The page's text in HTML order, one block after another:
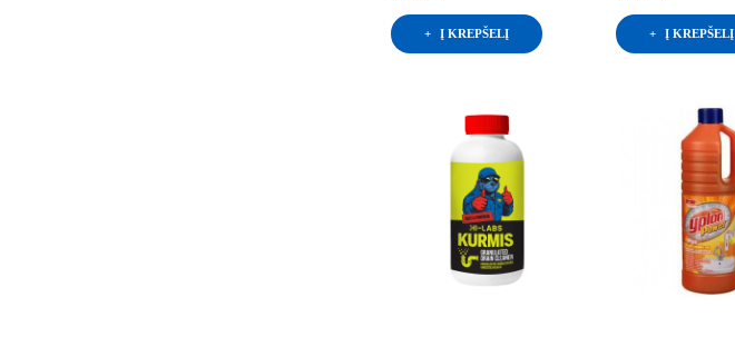
Į KREPŠELĮ Į KREPŠELĮ